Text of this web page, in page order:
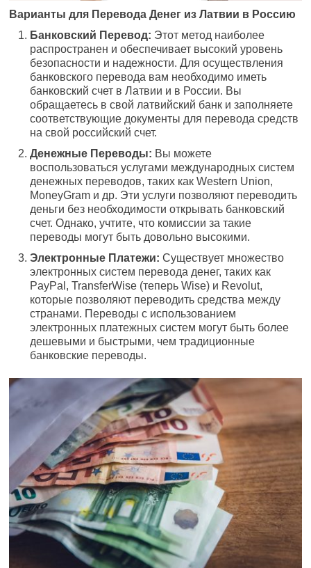
Варианты для Перевода Денег из Латвии в Россию
Банковский Перевод: Этот метод наиболее
распространен и обеспечивает высокий уровень
безопасности и надежности. Для осуществления
банковского перевода вам необходимо иметь
банковский счет в Латвии и в России. Вы
обращаетесь в свой латвийский банк и заполняете
соответствующие документы для перевода средств
на свой российский счет.
Денежные Переводы: Вы можете
воспользоваться услугами международных систем
денежных переводов, таких как Western Union,
MoneyGram и др. Эти услуги позволяют переводить
деньги без необходимости открывать банковский
счет. Однако, учтите, что комиссии за такие
переводы могут быть довольно высокими.
Электронные Платежи: Существует множество
электронных систем перевода денег, таких как
PayPal, TransferWise (теперь Wise) и Revolut,
которые позволяют переводить средства между
странами. Переводы с использованием
электронных платежных систем могут быть более
дешевыми и быстрыми, чем традиционные
банковские переводы.